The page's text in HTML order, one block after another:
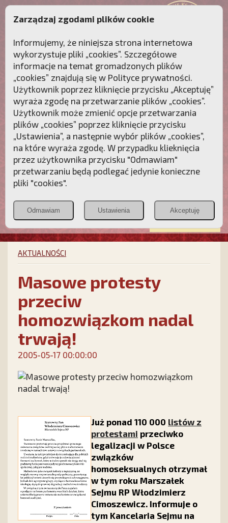
Przebudźmy sumienia Polaków!
Polonia
Christiana
PCh24.pl
Przymierze
POZNAJ APOSTOLAT FATIMY WESPRZYJ
NAS
AKTUALNOŚCI
Masowe protesty
przeciw
homozwiązkom nadal
trwają!
2005-05-17 00:00:00
Już ponad 110 000 listów z
protestami przeciwko
legalizacji w Polsce
związków
homoseksualnych otrzymał
w tym roku Marszałek
Sejmu RP Włodzimierz
Cimoszewicz. Informuje o
tym Kancelaria Sejmu na
Zarządzaj zgodami plików cookie
Informujemy, że niniejsza strona internetowa
wykorzystuje pliki „cookies”. Szczegółowe
informacje na temat gromadzonych plików
„cookies” znajdują się w Polityce prywatności.
Użytkownik poprzez kliknięcie przycisku „Akceptuję”
wyraża zgodę na przetwarzanie plików „cookies”.
Użytkownik może zmienić opcje przetwarzania
plików „cookies” poprzez kliknięcie przycisku
„Ustawienia”, a następnie wybór plików „cookies”,
na które wyraża zgodę. W przypadku klieknięcia
przez użytkownika przycisku "Odmawiam"
przetwarzaniu będą podlegać jedynie konieczne
pliki "cookies".
Odmawiam Ustawienia Akceptuję